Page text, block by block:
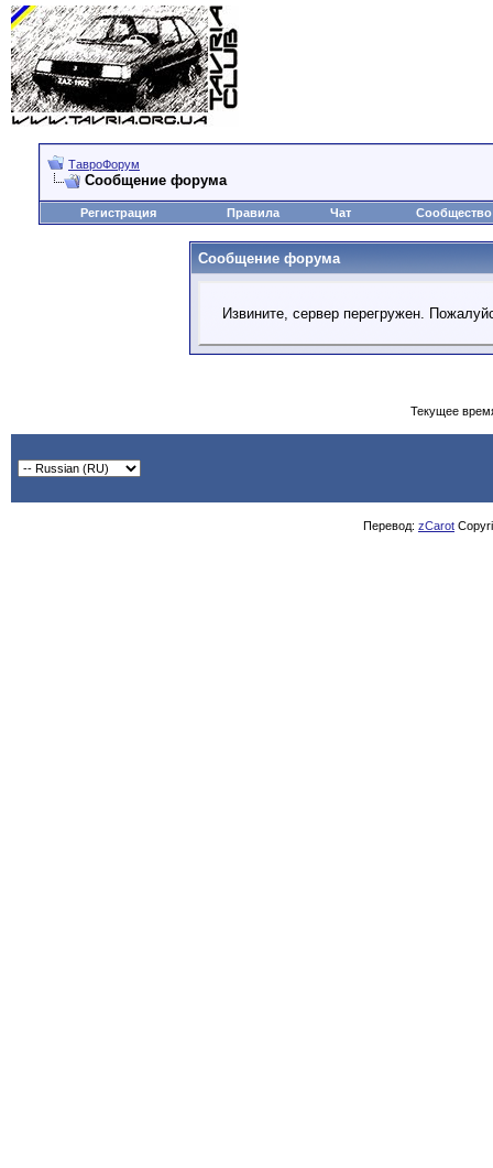
ТавроФорум
Сообщение форума
Регистрация Правила Чат Сообщество
Сообщение форума
Извините, сервер перегружен.
Текущее
Перевод: zCarot